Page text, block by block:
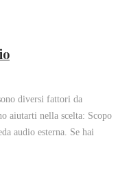
diversi fattori da
aiutarti nella scelta: Scopo
audio esterna. Se hai